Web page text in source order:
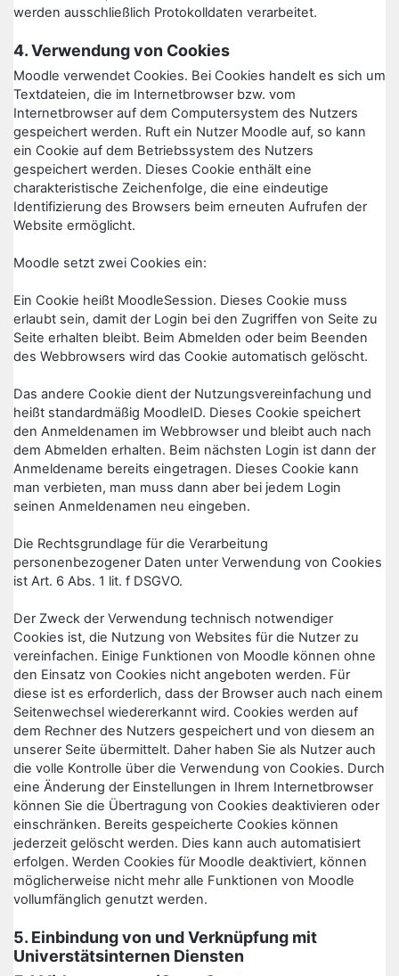
werden ausschließlich Protokolldaten verarbeitet.
4. Verwendung von Cookies
Moodle verwendet Cookies. Bei Cookies handelt es sich um
Textdateien, die im Internetbrowser bzw. vom
Internetbrowser auf dem Computersystem des Nutzers
gespeichert werden. Ruft ein Nutzer Moodle auf, so kann
ein Cookie auf dem Betriebssystem des Nutzers
gespeichert werden. Dieses Cookie enthält eine
charakteristische Zeichenfolge, die eine eindeutige
Identifizierung des Browsers beim erneuten Aufrufen der
Website ermöglicht.
Moodle setzt zwei Cookies ein:
Ein Cookie heißt MoodleSession. Dieses Cookie muss
erlaubt sein, damit der Login bei den Zugriffen von Seite zu
Seite erhalten bleibt. Beim Abmelden oder beim Beenden
des Webbrowsers wird das Cookie automatisch gelöscht.
Das andere Cookie dient der Nutzungsvereinfachung und
heißt standardmäßig MoodleID. Dieses Cookie speichert
den Anmeldenamen im Webbrowser und bleibt auch nach
dem Abmelden erhalten. Beim nächsten Login ist dann der
Anmeldename bereits eingetragen. Dieses Cookie kann
man verbieten, man muss dann aber bei jedem Login
seinen Anmeldenamen neu eingeben.
Die Rechtsgrundlage für die Verarbeitung
personenbezogener Daten unter Verwendung von Cookies
ist Art. 6 Abs. 1 lit. f DSGVO.
Der Zweck der Verwendung technisch notwendiger
Cookies ist, die Nutzung von Websites für die Nutzer zu
vereinfachen. Einige Funktionen von Moodle können ohne
den Einsatz von Cookies nicht angeboten werden. Für
diese ist es erforderlich, dass der Browser auch nach einem
Seitenwechsel wiedererkannt wird. Cookies werden auf
dem Rechner des Nutzers gespeichert und von diesem an
unserer Seite übermittelt. Daher haben Sie als Nutzer auch
die volle Kontrolle über die Verwendung von Cookies. Durch
eine Änderung der Einstellungen in Ihrem Internetbrowser
können Sie die Übertragung von Cookies deaktivieren oder
einschränken. Bereits gespeicherte Cookies können
jederzeit gelöscht werden. Dies kann auch automatisiert
erfolgen. Werden Cookies für Moodle deaktiviert, können
möglicherweise nicht mehr alle Funktionen von Moodle
vollumfänglich genutzt werden.
5. Einbindung von und Verknüpfung mit
Universtätsinternen Diensten